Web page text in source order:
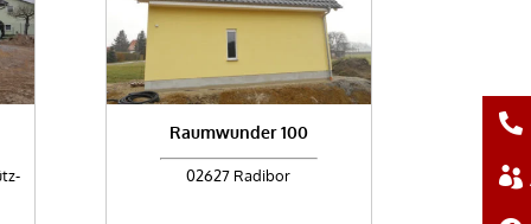
Raumwunder 100
02627 Radibor